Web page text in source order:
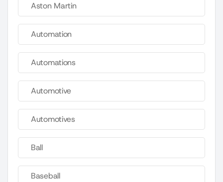
Aston Martin
Automation
Automations
Automotive
Automotives
Ball
Baseball